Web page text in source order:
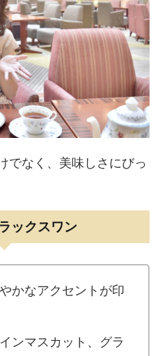
でなく、美味しさにびっ
ックスワン
かなアクセントが印
ンマスカット、グラ